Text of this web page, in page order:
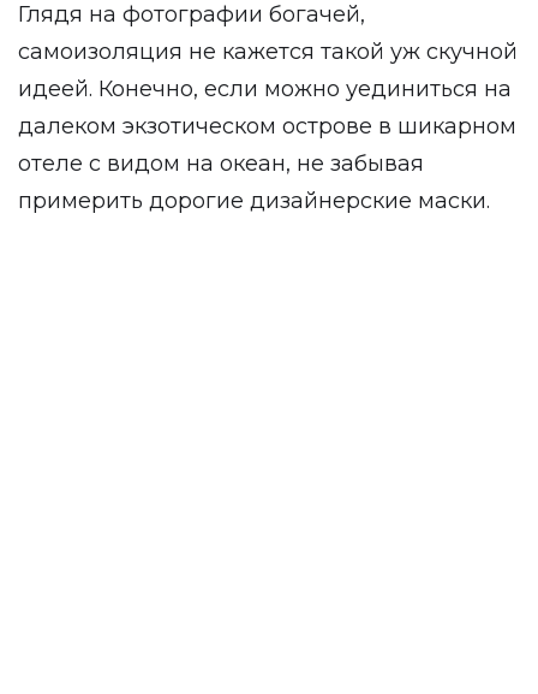
Глядя на фотографии богачей,
самоизоляция не кажется такой уж скучной
идеей. Конечно, если можно уединиться на
далеком экзотическом острове в шикарном
отеле с видом на океан, не забывая
примерить дорогие дизайнерские маски.